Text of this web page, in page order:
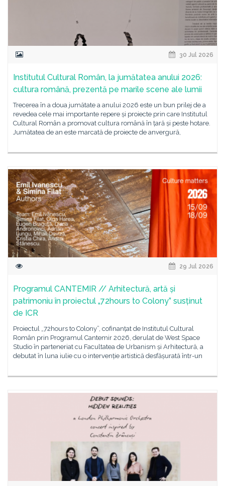
30 Jul 2026
Institutul Cultural Român, la jumătatea anului 2026:
cultura română, prezentă pe marile scene ale lumii
Trecerea în a doua jumătate a anului 2026 este un bun prilej de a
revedea cele mai importante repere și proiecte prin care Institutul
Cultural Român a promovat cultura română în țară și peste hotare.
Jumătatea de an este marcată de proiecte de anvergură,
29 Jul 2026
Programul CANTEMIR // Arhitectură, artă și
patrimoniu în proiectul „72hours to Colony” susținut
de ICR
Proiectul „72hours to Colony”, cofinanțat de Institutul Cultural
Român prin Programul Cantemir 2026, derulat de West Space
Studio în parteneriat cu Facultatea de Urbanism și Arhitectură, a
debutat în luna iulie cu o intervenție artistică desfășurată într-un